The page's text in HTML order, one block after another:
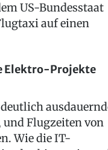
US-Bundesstaat
auf einen
Elektro-Projekte
Flugzeiten von
Wie die IT-